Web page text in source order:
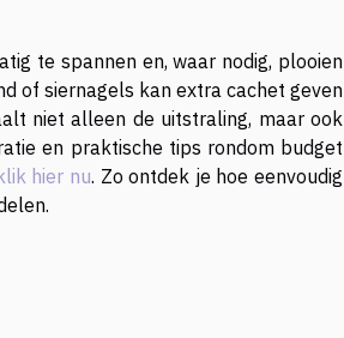
te spannen en, waar nodig, plooien
of siernagels kan extra cachet geven
niet alleen de uitstraling, maar ook
en praktische tips rondom budget
klik hier nu. Zo ontdek je hoe eenvoudig